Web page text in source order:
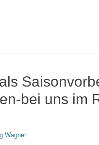
bei uns im
Wagner